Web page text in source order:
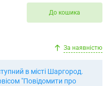
До кошика
За наявністю
в місті Шаргород.
"Повідомити про